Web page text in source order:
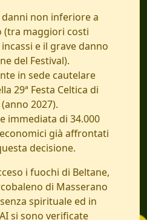
non inferiore a
(tra maggiori costi
e il grave danno
del Festival).
in sede cautelare
29ª Festa Celtica di
2027).
immediata di 34.000
già affrontati
decisione.
i fuochi di Beltane,
di Masserano
spirituale ed in
si sono verificate